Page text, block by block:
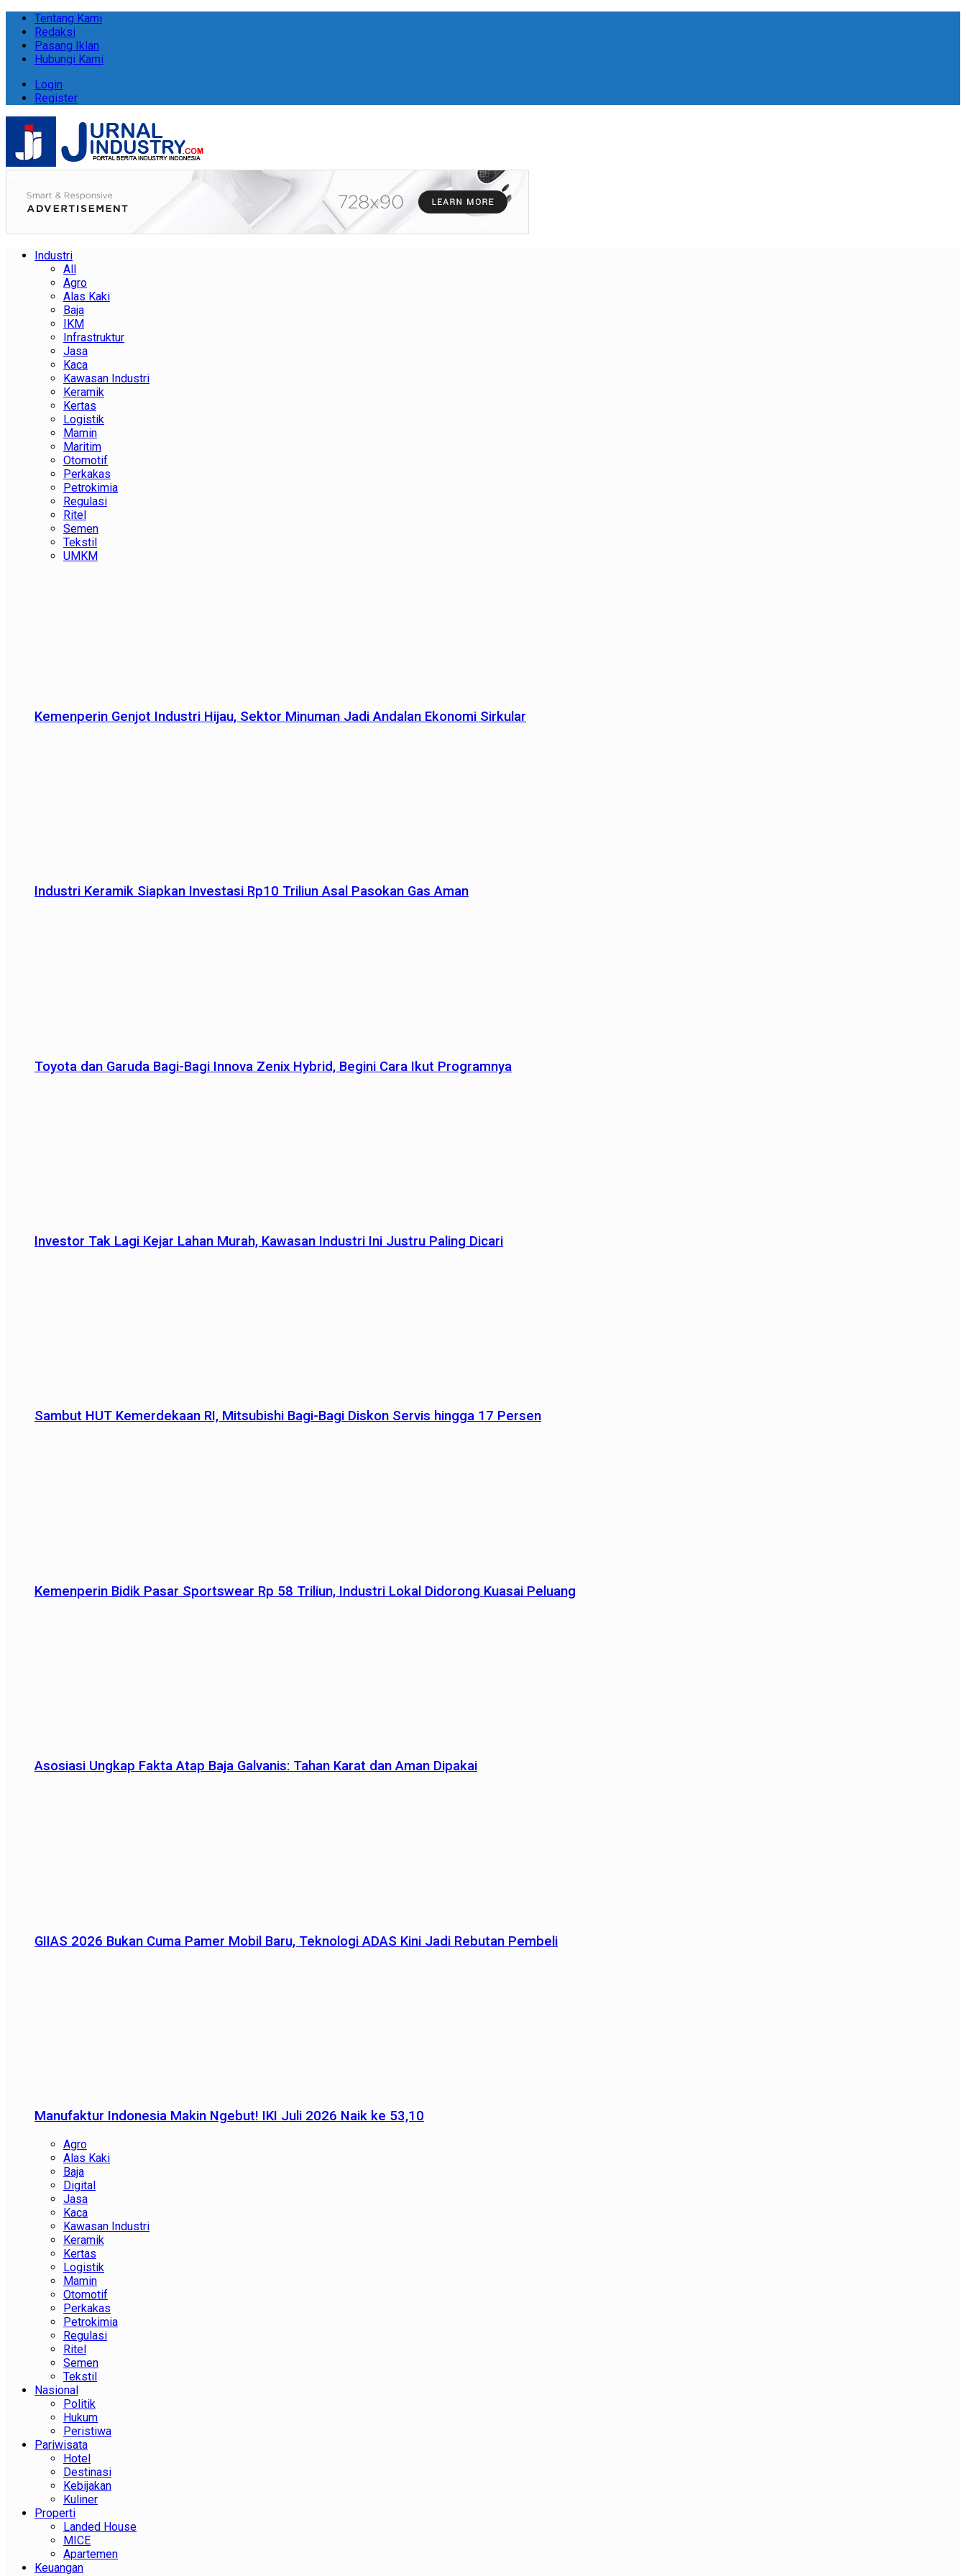
Tentang Kami
Redaksi
Pasang Iklan
Hubungi Kami
Login
Register
Industri
All
Agro
Alas Kaki
Baja
IKM
Infrastruktur
Jasa
Kaca
Kawasan Industri
Keramik
Kertas
Logistik
Mamin
Maritim
Otomotif
Perkakas
Petrokimia
Regulasi
Ritel
Semen
Tekstil
UMKM
Kemenperin Genjot Industri Hijau, Sektor Minuman Jadi Andalan Ekonomi Sirkular
Industri Keramik Siapkan Investasi Rp10 Triliun Asal Pasokan Gas Aman
Toyota dan Garuda Bagi-Bagi Innova Zenix Hybrid, Begini Cara Ikut Programnya
Investor Tak Lagi Kejar Lahan Murah, Kawasan Industri Ini Justru Paling Dicari
Sambut HUT Kemerdekaan RI, Mitsubishi Bagi-Bagi Diskon Servis hingga 17 Persen
Kemenperin Bidik Pasar Sportswear Rp 58 Triliun, Industri Lokal Didorong Kuasai Peluang
Asosiasi Ungkap Fakta Atap Baja Galvanis: Tahan Karat dan Aman Dipakai
GIIAS 2026 Bukan Cuma Pamer Mobil Baru, Teknologi ADAS Kini Jadi Rebutan Pembeli
Manufaktur Indonesia Makin Ngebut! IKI Juli 2026 Naik ke 53,10
Agro
Alas Kaki
Baja
Digital
Jasa
Kaca
Kawasan Industri
Keramik
Kertas
Logistik
Mamin
Otomotif
Perkakas
Petrokimia
Regulasi
Ritel
Semen
Tekstil
Nasional
Politik
Hukum
Peristiwa
Pariwisata
Hotel
Destinasi
Kebijakan
Kuliner
Properti
Landed House
MICE
Apartemen
Keuangan